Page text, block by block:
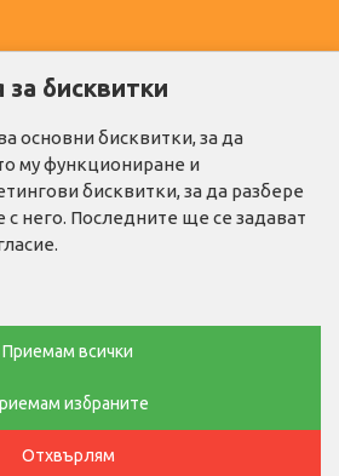
бисквитки
основни бисквитки, за да
му функциониране и
бисквитки, за да разбере
с него. Последните ще се задават
Приемам всички
избраните
Отхвърлям